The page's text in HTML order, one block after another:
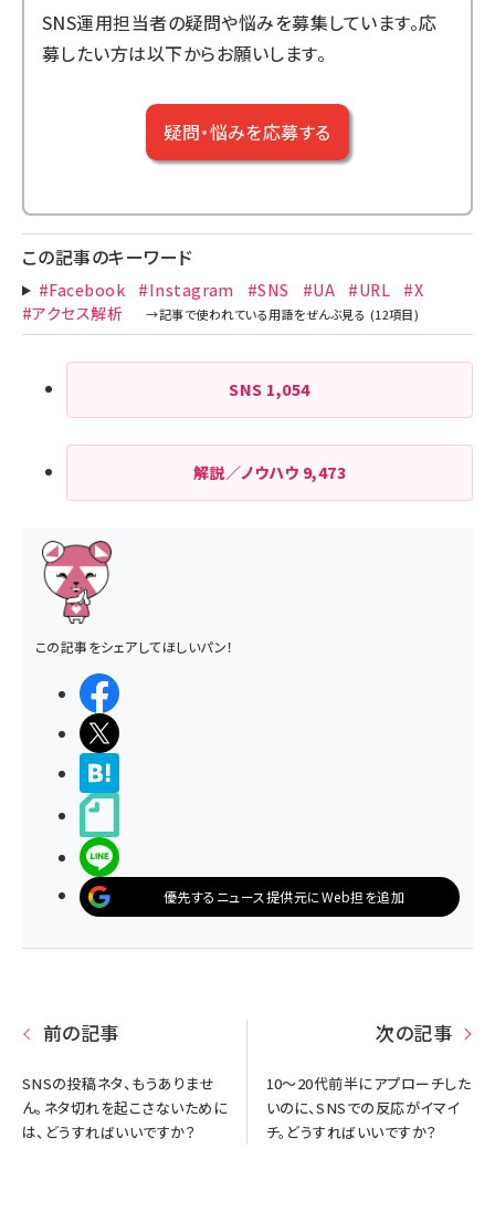
SNS運用担当者の疑問や悩みを募集しています。応
募したい方は以下からお願いします。
疑問・悩みを応募する
この記事のキーワード
#Facebook #Instagram #SNS #UA #URL
#X
#アクセス解析
SNS 1,054
解説／ノウハウ 9,473
この記事をシェアしてほしいパン！
優先するニュース提供元にWeb担を追加
前の記事
SNSの投稿ネタ、もうありませ
ん。ネタ切れを起こさないために
は、どうすればいいですか？
次の記事
10～20代前半にアプローチした
いのに、SNSでの反応がイマイ
チ。どうすればいいですか？